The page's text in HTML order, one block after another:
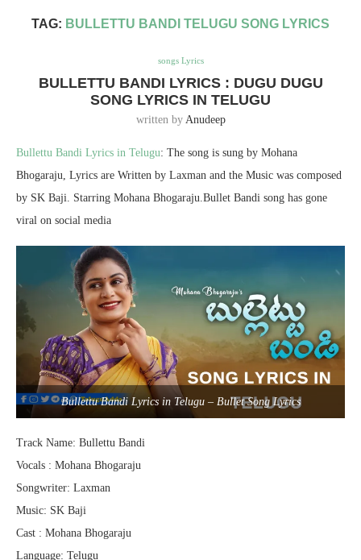
TAG: BULLETTU BANDI TELUGU SONG LYRICS
songs Lyrics
BULLETTU BANDI LYRICS : DUGU DUGU
SONG LYRICS IN TELUGU
written by Anudeep
Bullettu Bandi Lyrics in Telugu: The song is sung by Mohana
Bhogaraju, Lyrics are Written by Laxman and the Music was composed
by SK Baji. Starring Mohana Bhogaraju.Bullet Bandi song has gone
viral on social media
Bullettu Bandi Lyrics in Telugu – Bullet Song Lyrics
Track Name: Bullettu Bandi
Vocals : Mohana Bhogaraju
Songwriter: Laxman
Music: SK Baji
Cast : Mohana Bhogaraju
Language: Telugu